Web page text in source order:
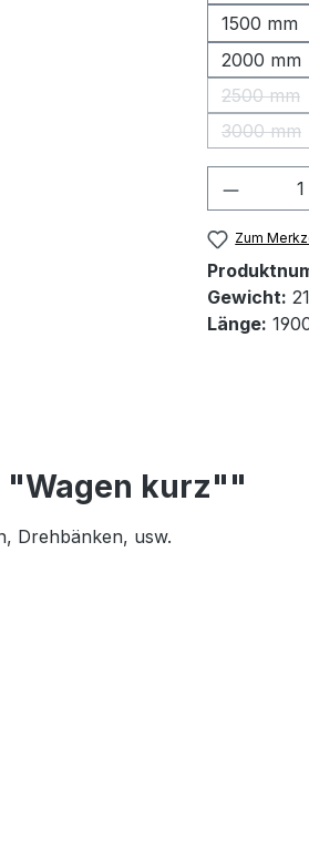
1500 mm
2000 mm
2500 mm
3000 mm
Zum
Gewicht:
Länge:
"Wagen kurz""
Drehbänken, usw.